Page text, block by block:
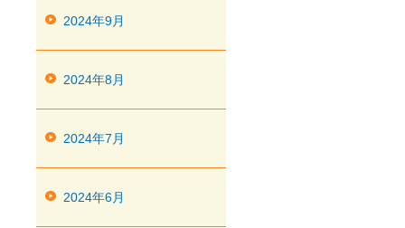
2024年9月
2024年8月
2024年7月
2024年6月